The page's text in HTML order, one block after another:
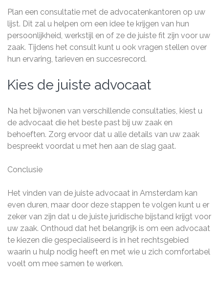
Plan een consultatie met de advocatenkantoren op uw
lijst. Dit zal u helpen om een idee te krijgen van hun
persoonlijkheid, werkstijl en of ze de juiste fit zijn voor uw
zaak. Tijdens het consult kunt u ook vragen stellen over
hun ervaring, tarieven en succesrecord.
Kies de juiste advocaat
Na het bijwonen van verschillende consultaties, kiest u
de advocaat die het beste past bij uw zaak en
behoeften. Zorg ervoor dat u alle details van uw zaak
bespreekt voordat u met hen aan de slag gaat.
Conclusie
Het vinden van de juiste advocaat in Amsterdam kan
even duren, maar door deze stappen te volgen kunt u er
zeker van zijn dat u de juiste juridische bijstand krijgt voor
uw zaak. Onthoud dat het belangrijk is om een advocaat
te kiezen die gespecialiseerd is in het rechtsgebied
waarin u hulp nodig heeft en met wie u zich comfortabel
voelt om mee samen te werken.